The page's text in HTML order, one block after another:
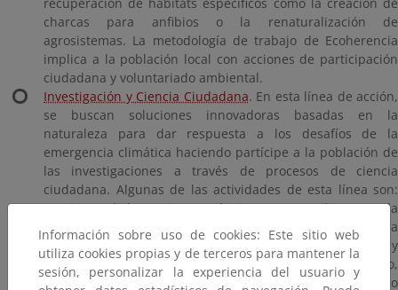
charcas para anfibios o la renaturalización de
agrosistemas. La metodología de trabajo de Ecoherencia
implica a la población local con acciones de participación
ciudadana y voluntariado ambiental.
Investigación y Ciencia Ciudadana. En esta línea de acción,
se buscan soluciones innovadoras basadas en la
naturaleza para dar respuesta a los desafíos de la
emergencia climática haciendo partícipe a la población de
las investigaciones a través de procesos de ciencia
ciudadana. Algunas de las actividades de esta línea son:
monitoreo de las acciones y técnicas que se utilizan para la
restauración de ecosistemas y la conservación de la
biodiversidad, estudio de las Plantas Multifuncionales y
sus potencialidades (asociaciones de cultivo,
productividad, aprovechamiento y uso de las mismas…), o
Información sobre uso de cookies: Este sitio web
utiliza cookies propias y de terceros para mantener la
sesión, personalizar la experiencia del usuario y